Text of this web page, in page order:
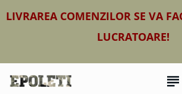
LIVRAREA COMENZILOR SE VA
LUCRATOARE!